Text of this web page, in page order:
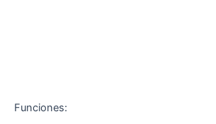
Funciones: